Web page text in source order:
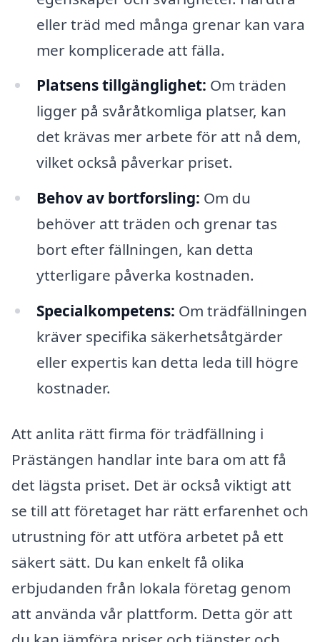
eller träd med många grenar kan vara
mer komplicerade att fälla.
Platsens tillgänglighet: Om träden
ligger på svåråtkomliga platser, kan
det krävas mer arbete för att nå dem,
vilket också påverkar priset.
Behov av bortforsling: Om du
behöver att träden och grenar tas
bort efter fällningen, kan detta
ytterligare påverka kostnaden.
Specialkompetens: Om trädfällningen
kräver specifika säkerhetsåtgärder
eller expertis kan detta leda till högre
kostnader.
Att anlita rätt firma för trädfällning i
Prästängen handlar inte bara om att få
det lägsta priset. Det är också viktigt att
se till att företaget har rätt erfarenhet och
utrustning för att utföra arbetet på ett
säkert sätt. Du kan enkelt få olika
erbjudanden från lokala företag genom
att använda vår plattform. Detta gör att